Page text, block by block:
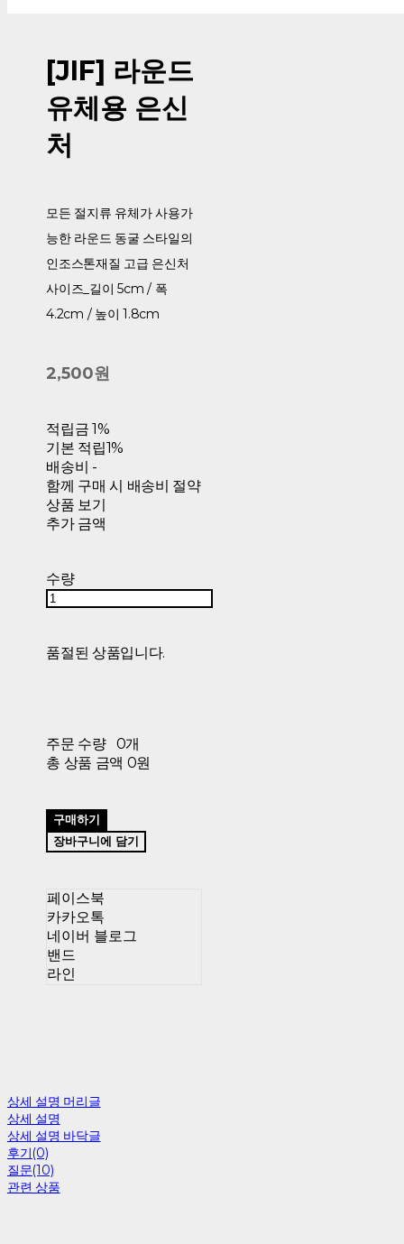
[JIF] 라운드
유체용 은신
처
모든 절지류 유체가 사용가
능한 라운드 동굴 스타일의
인조스톤재질 고급 은신처
사이즈_길이 5cm / 폭
4.2cm / 높이 1.8cm
2,500원
적립금 1%
기본 적립1%
배송비 -
함께 구매 시 배송비 절약
상품 보기
추가 금액
수량
품절된 상품입니다.
주문 수량
0개
총 상품 금액 0원
구매하기
장바구니에 담기
페이스북
카카오톡
네이버 블로그
밴드
라인
상세 설명 머리글
상세 설명
상세 설명 바닥글
후기(0)
질문(10)
관련 상품